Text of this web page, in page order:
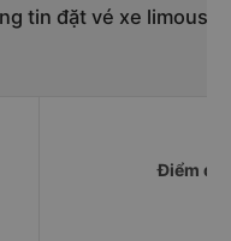
tin đặt vé xe
Điểm đi